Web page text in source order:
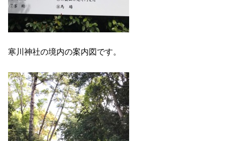
寒川神社の境内の案内図です。